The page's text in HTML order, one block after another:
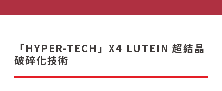
「HYPER-TECH」X4 LUTEIN 超結晶
破碎化技術